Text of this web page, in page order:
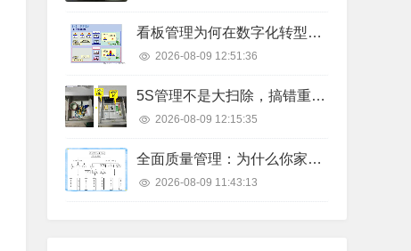
看板管理为何在数字化转型中屡屡翻车？现场亲历者的排雷手记
2026-08-09 12:51:36
5S管理不是大扫除，搞错重点的工厂都被拖垮了
2026-08-09 12:15:35
全面质量管理：为什么你家的TQM总是半途而废？
2026-08-09 11:43:13